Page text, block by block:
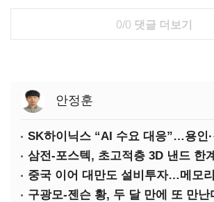
0/0 댓글 더보기
안정훈
중국 이어 대만도 설비투자…메모리